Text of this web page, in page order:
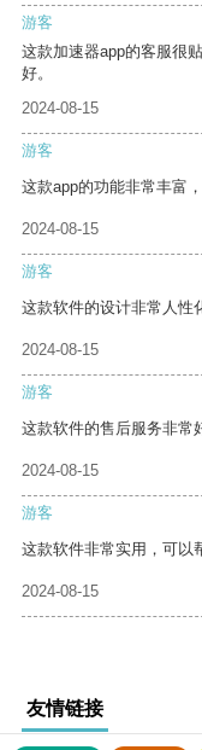
游客
这款加速器app的客服很
好。
2024-08-15
游客
这款app的功能非常丰富
2024-08-15
游客
这款软件的设计非常人性
2024-08-15
游客
这款软件的售后服务非常
2024-08-15
游客
这款软件非常实用，可以
2024-08-15
友情链接